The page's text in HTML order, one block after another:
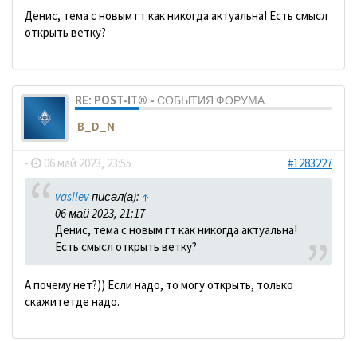
Денис, тема с новым гт как никогда актуальна! Есть смысл
открыть ветку?
RE: POST-IT® - СОБЫТИЯ ФОРУМА
B_D_N
- 06 май 2023, 23:55 #1283227
vasilevписал(а): ↑
06 май 2023, 21:17
Денис, тема с новым гт как никогда актуальна!
Есть смысл открыть ветку?
А почему нет?)) Если надо, то могу открыть, только
скажите где надо.